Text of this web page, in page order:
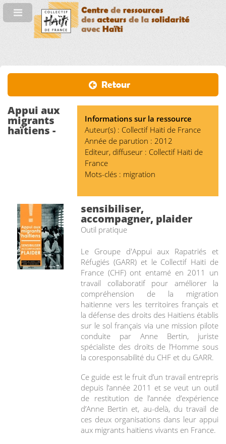
Retour
Informations sur la ressource
Auteur(s) : Collectif Haïti de France
Année de parution : 2012
Editeur, diffuseur : Collectif Haïti de
France
Mots-clés : migration
Appui aux
migrants
haïtiens -
sensibiliser,
accompagner, plaider
Outil pratique
Le Groupe d'Appui aux Rapatriés et
Réfugiés (GARR) et le Collectif Haïti de
France (CHF) ont entamé en 2011 un
travail collaboratif pour améliorer la
compréhension de la migration
haïtienne vers les territoires français et
la défense des droits des Haïtiens établis
sur le sol français via une mission pilote
conduite par Anne Bertin, juriste
spécialiste des droits de l’Homme sous
la coresponsabilité du CHF et du GARR.
Ce guide est le fruit d’un travail entrepris
depuis l’année 2011 et se veut un outil
de restitution de l’année d’expérience
d’Anne Bertin et, au-delà, du travail de
ces deux organisations dans leur appui
aux migrants haïtiens vivants en France.